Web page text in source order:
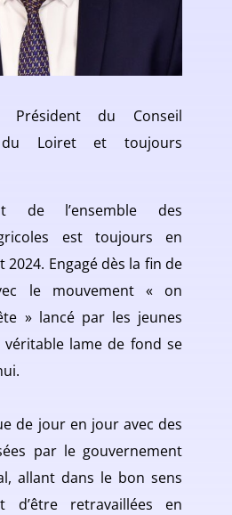
Président du Conseil
du Loiret et toujours
de l’ensemble des
est toujours en
2024. Engagé dès la fin de
le mouvement « on
» lancé par les jeunes
lame de fond se
de jour en jour avec des
par le gouvernement
allant dans le bon sens
d’être retravaillées en